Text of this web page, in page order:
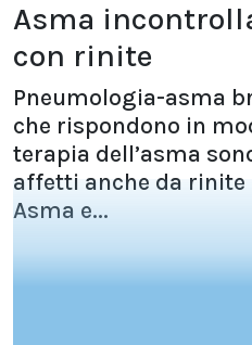
Asma
con rinite
Pneumologia-asma
che rispondono in
terapia dell’asma
affetti anche da
Asma e...